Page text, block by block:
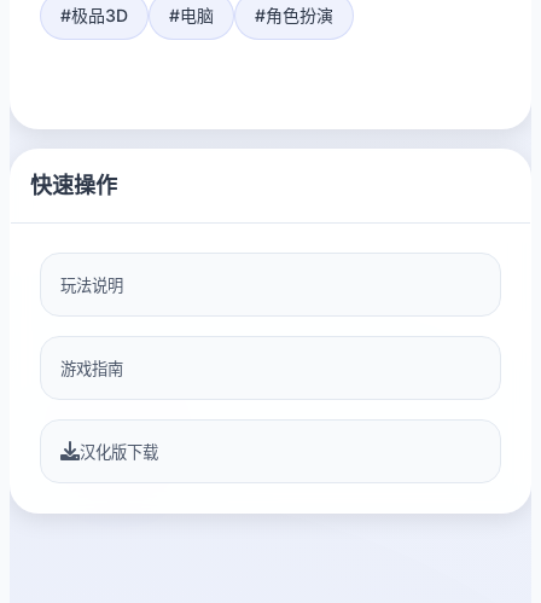
#极品3D #电脑 #角色扮演
快速操作
玩法说明
游戏指南
汉化版下载